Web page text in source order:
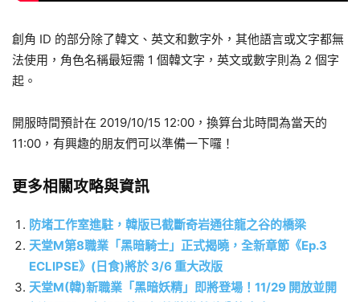
創角 ID 的部分除了韓文、英文和數字外，其他語言或文字都無
法使用，角色名稱最短需 1 個韓文字，英文或數字則為 2 個字
起。
開服時間預計在 2019/10/15 12:00，換算台北時間為當天的
11:00，有興趣的朋友們可以準備一下囉！
更多相關攻略與資訊
防堵工作室進駐，韓版已截斷奇岩通往龍之谷的橋梁
天堂M第8職業「黑暗騎士」正式揭曉，全新章節《Ep.3
ECLIPSE》(日食)將於 3/6 重大改版
天堂M(韓)新職業「黑暗妖精」即將登場！11/29 開放並開